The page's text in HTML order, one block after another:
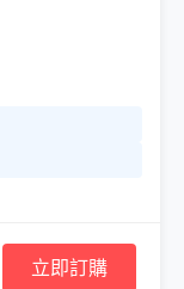
立即訂購